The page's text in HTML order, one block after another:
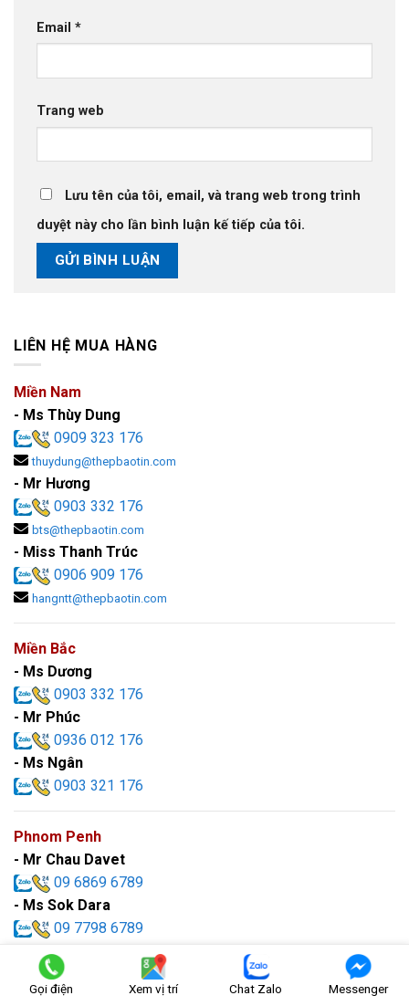
Email *
Trang web
Lưu tên của tôi, email, và trang web trong trình
duyệt này cho lần bình luận kế tiếp của tôi.
LIÊN HỆ MUA HÀNG
Miền Nam
- Ms Thùy Dung
0909 323 176
thuydung@thepbaotin.com
- Mr Hương
0903 332 176
bts@thepbaotin.com
- Miss Thanh Trúc
0906 909 176
hangntt@thepbaotin.com
Miền Bắc
- Ms Dương
0903 332 176
- Mr Phúc
0936 012 176
- Ms Ngân
0903 321 176
Phnom Penh
- Mr Chau Davet
09 6869 6789
- Ms Sok Dara
09 7798 6789
sales@baotinsteel.com
FANPAGE FACEBOOK:
Gọi điện Xem vị trí Chat Zalo Messenger